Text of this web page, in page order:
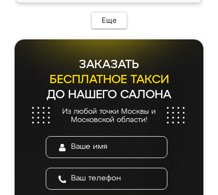
Еще
ЗАКАЗАТЬ
БЕСПЛАТНОЕ ТАКСИ
ДО НАШЕГО САЛОНА
Из любой точки Москвы и
Московской области!